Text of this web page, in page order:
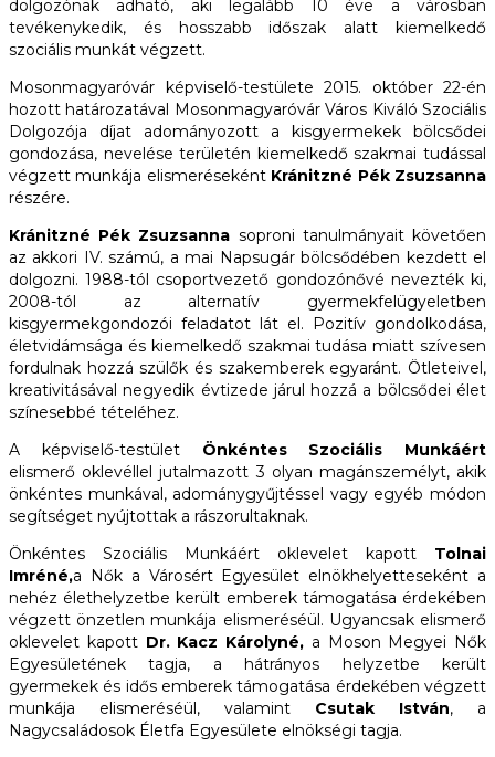
dolgozónak adható, aki legalább 10 éve a városban
tevékenykedik, és hosszabb időszak alatt kiemelkedő
szociális munkát végzett.
Mosonmagyaróvár képviselő-testülete 2015. október 22-én
hozott határozatával Mosonmagyaróvár Város Kiváló Szociális
Dolgozója díjat adományozott a kisgyermekek bölcsődei
gondozása, nevelése területén kiemelkedő szakmai tudással
végzett munkája elismeréseként Krá­nitzné Pék Zsuzsanna
részére.
Kránitzné Pék Zsuzsanna soproni tanulmányait követően
az akkori IV. számú, a mai Napsugár bölcsődében kezdett el
dolgozni. 1988-tól csoportvezető gondozónővé nevezték ki,
2008-tól az alternatív gyermekfelügyeletben
kisgyermekgondozói feladatot lát el. Pozitív gondolkodása,
életvidámsága és kiemelkedő szakmai tudása miatt szívesen
fordulnak hozzá szülők és szakemberek egyaránt. Ötleteivel,
kreativitásával negyedik évtizede járul hozzá a bölcsődei élet
színesebbé tételéhez.
A képviselő-testület Önkéntes Szociális Munkáért
elismerő oklevéllel jutalmazott 3 olyan magánszemélyt, akik
önkéntes munkával, adománygyűjtéssel vagy egyéb módon
segítséget nyújtottak a rászorultaknak.
Önkéntes Szociális Munkáért oklevelet kapott Tolnai
Imréné,a Nők a Városért Egyesület elnökhelyetteseként a
nehéz élethelyzetbe került emberek támogatása érdekében
végzett önzetlen munkája elismeréséül. Ugyancsak elismerő
oklevelet kapottDr. Kacz Károlyné, a Moson Megyei Nők
Egyesületének tagja, a hátrányos helyzetbe került
gyermekek és idős emberek támogatása érdekében végzett
munkája elismeréséül, valamint Csutak István, a
Nagycsaládosok Életfa Egyesülete elnökségi tagja.